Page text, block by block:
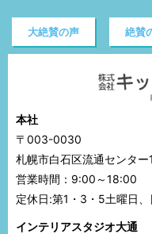
大絶賛の声 絶賛
本社
〒003-0030
札幌市白石区流通センタ
営業時間：9:00～18:00
定休日:第1・3・5土曜日、
インテリアスタジオ大通